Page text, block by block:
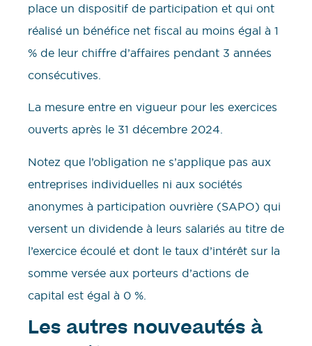
place un dispositif de participation et qui ont
réalisé un bénéfice net fiscal au moins égal à 1
% de leur chiffre d’affaires pendant 3 années
consécutives.
La mesure entre en vigueur pour les exercices
ouverts après le 31 décembre 2024.
Notez que l’obligation ne s’applique pas aux
entreprises individuelles ni aux sociétés
anonymes à participation ouvrière (SAPO) qui
versent un dividende à leurs salariés au titre de
l’exercice écoulé et dont le taux d’intérêt sur la
somme versée aux porteurs d’actions de
capital est égal à 0 %.
Les autres nouveautés à